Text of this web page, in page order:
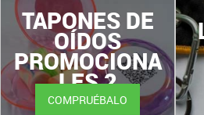
TAPONES DE
OÍDOS
PROMOCIONA
LES 2
COMPRUÉBALO